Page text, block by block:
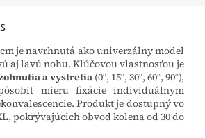
je navrhnutá ako univerzálny model
aj ľavú nohu. Kľúčovou vlastnosťou je
a vystretia (0°, 15°, 30°, 60°, 90°),
mieru fixácie individuálnym
Produkt je dostupný vo
pokrývajúcich obvod kolena od 30 do